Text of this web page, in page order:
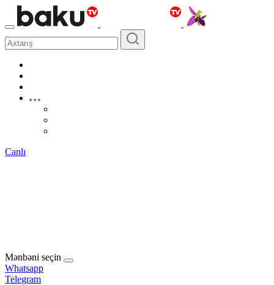
Canlı
Mənbəni seçin
Whatsapp
Telegram